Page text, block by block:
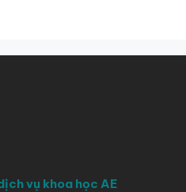
vụ khoa học AE